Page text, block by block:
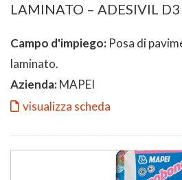
LAMINATO – ADESIVIL D3
Campo d'impiego: Posa di
laminato.
Azienda:MAPEI
visualizza scheda